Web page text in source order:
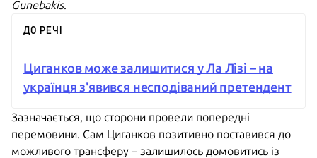
Gunebakis.
ДО РЕЧІ
Циганков може залишитися у Ла Лізі – на
українця з'явився несподіваний претендент
Зазначається, що сторони провели попередні
перемовини. Сам Циганков позитивно поставився до
можливого трансферу – залишилось домовитись із